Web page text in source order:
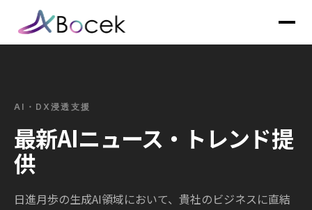
AI・DX浸透支援
最新AIニュース・トレンド提
供
日進月歩の生成AI領域において、貴社のビジネスに直結